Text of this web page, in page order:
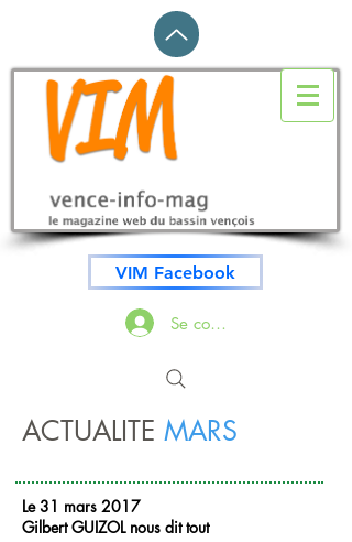
VIM Facebook
Se connecter
ACTUALITE MARS
Le 31 mars 2017
Gilbert GUIZOL nous dit tout